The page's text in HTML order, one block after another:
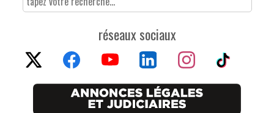
réseaux sociaux